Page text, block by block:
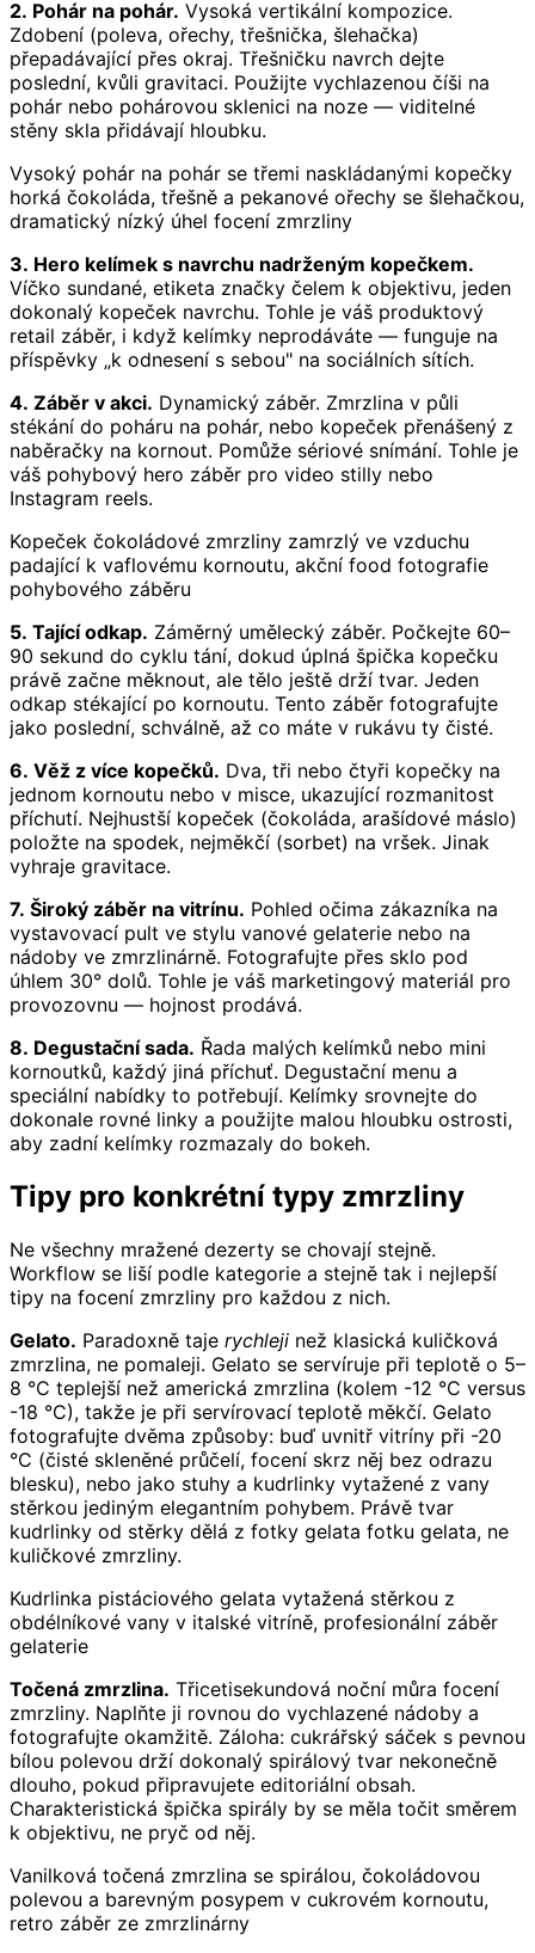
2. Pohár na pohár. Vysoká vertikální kompozice.
Zdobení (poleva, ořechy, třešnička, šlehačka)
přepadávající přes okraj. Třešničku navrch dejte
poslední, kvůli gravitaci. Použijte vychlazenou číši na
pohár nebo pohárovou sklenici na noze — viditelné
stěny skla přidávají hloubku.
Vysoký pohár na pohár se třemi naskládanými kopečky
horká čokoláda, třešně a pekanové ořechy se šlehačkou,
dramatický nízký úhel focení zmrzliny
3. Hero kelímek s navrchu nadrženým kopečkem.
Víčko sundané, etiketa značky čelem k objektivu, jeden
dokonalý kopeček navrchu. Tohle je váš produktový
retail záběr, i když kelímky neprodáváte — funguje na
příspěvky „k odnesení s sebou" na sociálních sítích.
4. Záběr v akci. Dynamický záběr. Zmrzlina v půli
stékání do poháru na pohár, nebo kopeček přenášený z
naběračky na kornout. Pomůže sériové snímání. Tohle je
váš pohybový hero záběr pro video stilly nebo
Instagram reels.
Kopeček čokoládové zmrzliny zamrzlý ve vzduchu
padající k vaflovému kornoutu, akční food fotografie
pohybového záběru
5. Tající odkap. Záměrný umělecký záběr. Počkejte 60–
90 sekund do cyklu tání, dokud úplná špička kopečku
právě začne měknout, ale tělo ještě drží tvar. Jeden
odkap stékající po kornoutu. Tento záběr fotografujte
jako poslední, schválně, až co máte v rukávu ty čisté.
6. Věž z více kopečků. Dva, tři nebo čtyři kopečky na
jednom kornoutu nebo v misce, ukazující rozmanitost
příchutí. Nejhustší kopeček (čokoláda, arašídové máslo)
položte na spodek, nejměkčí (sorbet) na vršek. Jinak
vyhraje gravitace.
7. Široký záběr na vitrínu. Pohled očima zákazníka na
vystavovací pult ve stylu vanové gelaterie nebo na
nádoby ve zmrzlinárně. Fotografujte přes sklo pod
úhlem 30° dolů. Tohle je váš marketingový materiál pro
provozovnu — hojnost prodává.
8. Degustační sada. Řada malých kelímků nebo mini
kornoutků, každý jiná příchuť. Degustační menu a
speciální nabídky to potřebují. Kelímky srovnejte do
dokonale rovné linky a použijte malou hloubku ostrosti,
aby zadní kelímky rozmazaly do bokeh.
Tipy pro konkrétní typy zmrzliny
Ne všechny mražené dezerty se chovají stejně.
Workflow se liší podle kategorie a stejně tak i nejlepší
tipy na focení zmrzliny pro každou z nich.
Gelato. Paradoxně taje rychleji než klasická kuličková
zmrzlina, ne pomaleji. Gelato se servíruje při teplotě o 5–
8 °C teplejší než americká zmrzlina (kolem -12 °C versus
-18 °C), takže je při servírovací teplotě měkčí. Gelato
fotografujte dvěma způsoby: buď uvnitř vitríny při -20
°C (čisté skleněné průčelí, focení skrz něj bez odrazu
blesku), nebo jako stuhy a kudrlinky vytažené z vany
stěrkou jediným elegantním pohybem. Právě tvar
kudrlinky od stěrky dělá z fotky gelata fotku gelata, ne
kuličkové zmrzliny.
Kudrlinka pistáciového gelata vytažená stěrkou z
obdélníkové vany v italské vitríně, profesionální záběr
gelaterie
Točená zmrzlina. Třicetisekundová noční můra focení
zmrzliny. Naplňte ji rovnou do vychlazené nádoby a
fotografujte okamžitě. Záloha: cukrářský sáček s pevnou
bílou polevou drží dokonalý spirálový tvar nekonečně
dlouho, pokud připravujete editoriální obsah.
Charakteristická špička spirály by se měla točit směrem
k objektivu, ne pryč od něj.
Vanilková točená zmrzlina se spirálou, čokoládovou
polevou a barevným posypem v cukrovém kornoutu,
retro záběr ze zmrzlinárny